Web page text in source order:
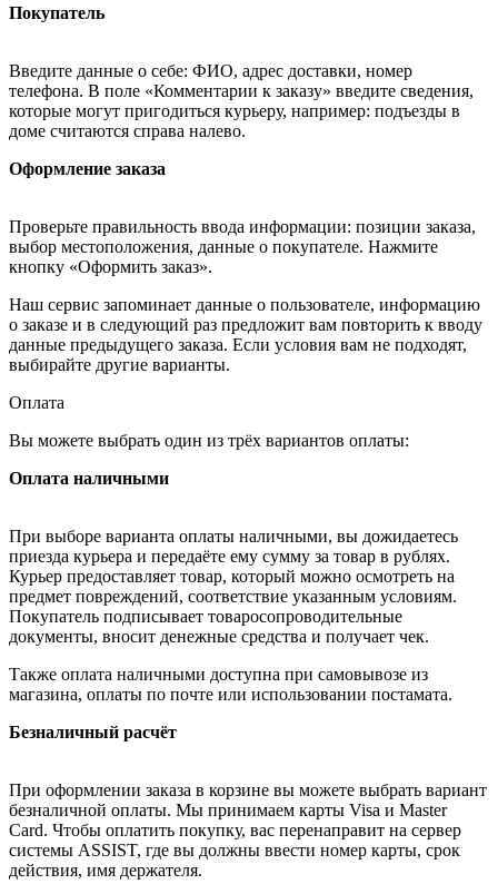
Покупатель
Введите данные о себе: ФИО, адрес доставки, номер
телефона. В поле «Комментарии к заказу» введите сведения,
которые могут пригодиться курьеру, например: подъезды в
доме считаются справа налево.
Оформление заказа
Проверьте правильность ввода информации: позиции заказа,
выбор местоположения, данные о покупателе. Нажмите
кнопку «Оформить заказ».
Наш сервис запоминает данные о пользователе, информацию
о заказе и в следующий раз предложит вам повторить к вводу
данные предыдущего заказа. Если условия вам не подходят,
выбирайте другие варианты.
Оплата
Вы можете выбрать один из трёх вариантов оплаты:
Оплата наличными
При выборе варианта оплаты наличными, вы дожидаетесь
приезда курьера и передаёте ему сумму за товар в рублях.
Курьер предоставляет товар, который можно осмотреть на
предмет повреждений, соответствие указанным условиям.
Покупатель подписывает товаросопроводительные
документы, вносит денежные средства и получает чек.
Также оплата наличными доступна при самовывозе из
магазина, оплаты по почте или использовании постамата.
Безналичный расчёт
При оформлении заказа в корзине вы можете выбрать вариант
безналичной оплаты. Мы принимаем карты Visa и Master
Card. Чтобы оплатить покупку, вас перенаправит на сервер
системы ASSIST, где вы должны ввести номер карты, срок
действия, имя держателя.